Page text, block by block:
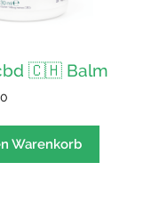
🇨🇭 Balm
Warenkorb